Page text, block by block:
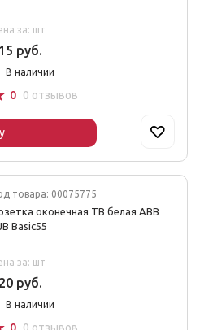
за: шт
руб.
В наличии
0 0 отзывов
товара: 00075775
оконечная ТВ белая ABB
Basic55
за: шт
руб.
В наличии
0 0 отзывов